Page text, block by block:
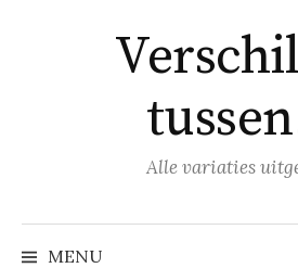
Alle variaties
MENU